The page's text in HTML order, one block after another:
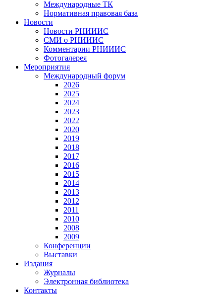
Международные ТК
Нормативная правовая база
Новости
Новости РНИИИС
СМИ о РНИИИС
Комментарии РНИИИС
Фотогалерея
Мероприятия
Международный форум
2026
2025
2024
2023
2022
2020
2019
2018
2017
2016
2015
2014
2013
2012
2011
2010
2008
2009
Конференции
Выставки
Издания
Журналы
Электронная библиотека
Контакты